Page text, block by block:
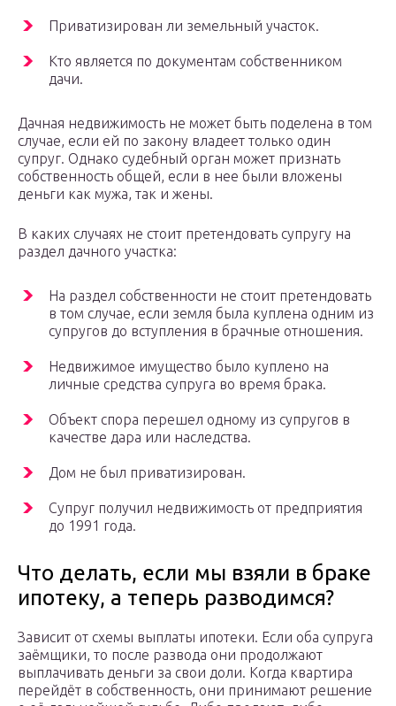
Приватизирован ли земельный участок.
Кто является по документам собственником
дачи.
Дачная недвижимость не может быть поделена в том
случае, если ей по закону владеет только один
супруг. Однако судебный орган может признать
собственность общей, если в нее были вложены
деньги как мужа, так и жены.
В каких случаях не стоит претендовать супругу на
раздел дачного участка:
На раздел собственности не стоит претендовать
в том случае, если земля была куплена одним из
супругов до вступления в брачные отношения.
Недвижимое имущество было куплено на
личные средства супруга во время брака.
Объект спора перешел одному из супругов в
качестве дара или наследства.
Дом не был приватизирован.
Супруг получил недвижимость от предприятия
до 1991 года.
Что делать, если мы взяли в браке
ипотеку, а теперь разводимся?
Зависит от схемы выплаты ипотеки. Если оба супруга
заёмщики, то после развода они продолжают
выплачивать деньги за свои доли. Когда квартира
перейдёт в собственность, они принимают решение